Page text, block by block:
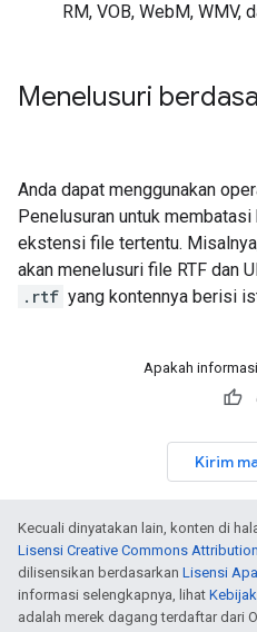
RM, VOB, WebM, WMV,
Menelusuri
Anda dapat menggunakan
Penelusuran untuk
ekstensi file tertentu.
akan menelusuri file RTF dan
.rtf yang kontennya berisi
Apakah
Kirim
Kecuali dinyatakan lain, konten di
Lisensi Creative Commons
dilisensikan berdasarkan Lisensi
informasi selengkapnya, lihat
adalah merek dagang terdaftar dari